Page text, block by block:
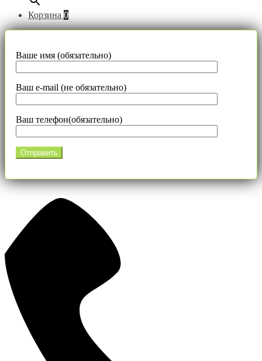
Корзина 0
Ваше имя (обязательно)
Ваш e-mail (не обязательно)
Ваш телефон(обязательно)